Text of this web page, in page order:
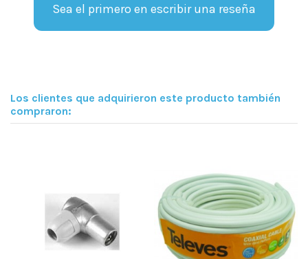
Sea el primero en escribir una reseña
Los clientes que adquirieron este producto también
compraron: